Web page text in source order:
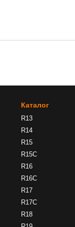
Каталог
R13
R14
R15
R15C
R16
R16C
R17
R17C
R18